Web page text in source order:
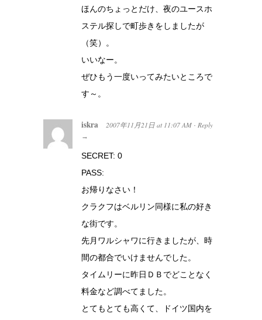
ほんのちょっとだけ、夜のユースホ
ステル探しで町歩きをしましたが
（笑）。
いいなー。
ぜひもう一度いってみたいところで
す～。
iskra 2007年11月21日 at 11:07 AM · Reply
→
SECRET: 0
PASS:
お帰りなさい！
クラクフはベルリン同様に私の好き
な街です。
先月ワルシャワに行きましたが、時
間の都合でいけませんでした。
タイムリーに昨日ＤＢでどことなく
料金など調べてました。
とてもとても高くて、ドイツ国内を